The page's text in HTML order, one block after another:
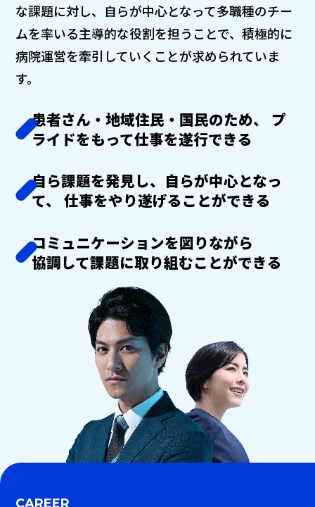
な課題に対し、自らが中心となって多職種のチー
ムを率いる主導的な役割を担うことで、積極的に
病院運営を牽引していくことが求められていま
す。
患者さん・地域住民・国民のため、
プ
ライドをもって仕事を遂行できる
自ら課題を発見し、自らが中心となっ
て、 仕事をやり遂げることができる
コミュニケーションを図りながら
協調して課題に取り組むことができる
CAREER